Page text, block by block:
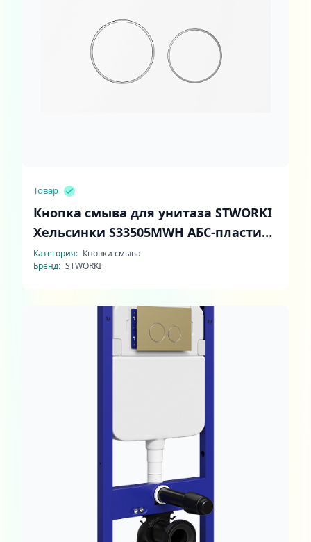
Товар
Кнопка смыва для унитаза STWORKI
Хельсинки S33505MWH АБС-пластик,
цвет матовый белый
Категория: Кнопки смыва
Бренд: STWORKI